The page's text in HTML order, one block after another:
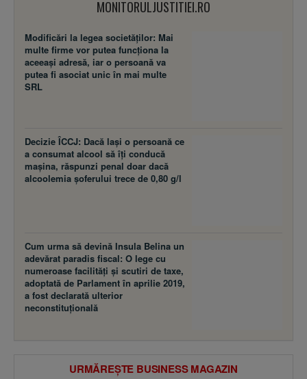
MONITORULJUSTITIEI.RO
Modificări la legea societăţilor: Mai
multe firme vor putea funcţiona la
aceeaşi adresă, iar o persoană va
putea fi asociat unic în mai multe
SRL
Decizie ÎCCJ: Dacă laşi o persoană ce
a consumat alcool să îţi conducă
maşina, răspunzi penal doar dacă
alcoolemia şoferului trece de 0,80 g/l
Cum urma să devină Insula Belina un
adevărat paradis fiscal: O lege cu
numeroase facilităţi şi scutiri de taxe,
adoptată de Parlament în aprilie 2019,
a fost declarată ulterior
neconstituţională
URMĂREȘTE BUSINESS MAGAZIN